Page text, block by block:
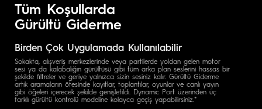
Tüm Koşullarda
Gürültü Giderme
Birden Çok Uygulamada Kullanılabilir
Sokakta, alışveriş merkezlerinde veya partilerde yoldan gelen motor
sesi ya da kalabalığın gürültüsü gibi tüm arka plan seslerini hassas bir
şekilde filtreler ve geriye yalnızca sizin sesiniz kalır. Gürültü Giderme
artık aramaların ötesinde kayıtlar, toplantılar, oyunlar ve canlı yayın
gibi öğeleri içerecek şekilde genişletildi. Dynamic Port üzerinden üç
farklı gürültü kontrolü modeline kolayca geçiş yapabilirsiniz.*